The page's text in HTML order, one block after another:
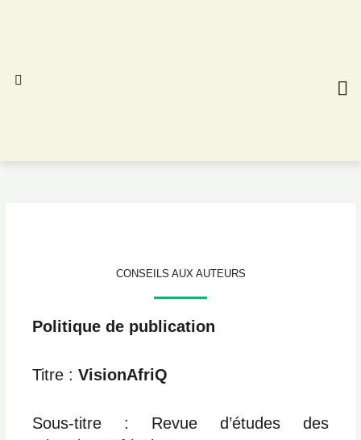
CONSEILS AUX AUTEURS
Politique de publication
Titre :VisionAfriQ
Sous-titre : Revue d’études des